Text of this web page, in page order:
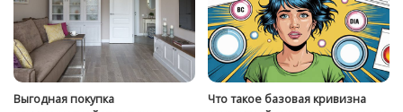
Выгодная покупка
Что такое базовая кривизна